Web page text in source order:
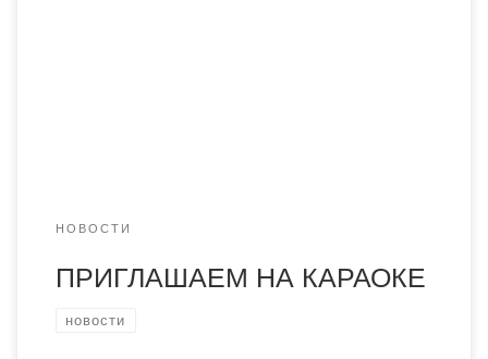
НОВОСТИ
ПРИГЛАШАЕМ НА КАРАОКЕ
новости